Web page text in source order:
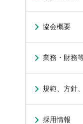
協会概要
業務・財務
規範、方針
採用情報